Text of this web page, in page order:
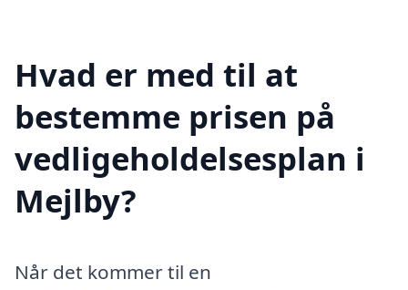
Hvad er med til at
bestemme prisen på
vedligeholdelsesplan i
Mejlby?
Når det kommer til en